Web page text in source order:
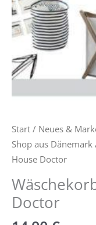
Start / Neues &
Shop aus Dänemark
House Doctor
Doctor